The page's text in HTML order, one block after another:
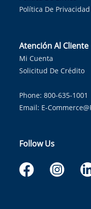
Política De Privacidad
Atención Al Cliente
Mi Cuenta
Solicitud De Crédito
Phone: 800-635-1001
Email: E-
Follow Us